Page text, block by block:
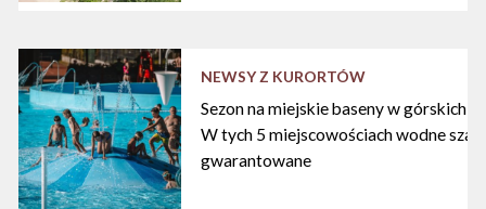
NEWSY Z KURORTÓW
Sezon na miejskie baseny w górskich
W tych 5 miejscowościach wodne
gwarantowane